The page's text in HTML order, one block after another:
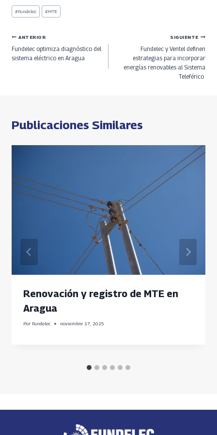
b
o
k
re
ds
m
A
n
Etiquetas
de
entrada:
#Fundelec #MTE
Navegación
de
ANTERIOR
Fundelec optimiza diagnóstico del
sistema eléctrico en Aragua
SIGUIENTE
Fundelec y Ventel definen
estrategias para incorporar
energías renovables al Sistema
Teleférico
Publicaciones Similares
Renovación y registro de MTE en
Aragua
Por Fundelec noviembre 17, 2025